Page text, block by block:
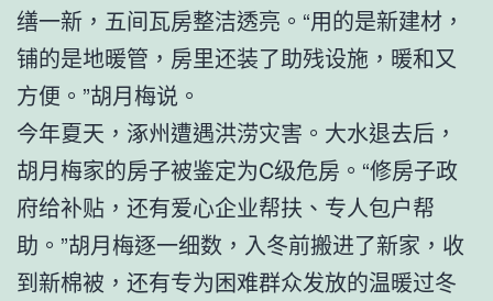
缮一新，五间瓦房整洁透亮。“用的是新建材，
铺的是地暖管，房里还装了助残设施，暖和又
方便。”胡月梅说。
今年夏天，涿州遭遇洪涝灾害。大水退去后，
胡月梅家的房子被鉴定为C级危房。“修房子政
府给补贴，还有爱心企业帮扶、专人包户帮
助。”胡月梅逐一细数，入冬前搬进了新家，收
到新棉被，还有专为困难群众发放的温暖过冬